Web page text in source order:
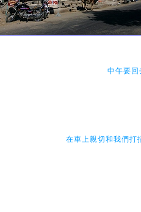
中午要
在車上親切和我們打